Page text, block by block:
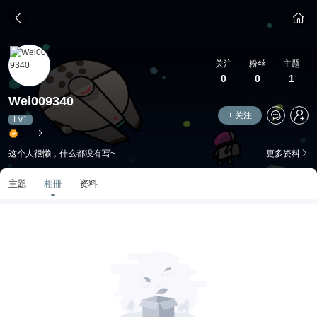
关注
0
粉丝
0
主题
1
Wei009340
Lv1 关注
这个人很懒，什么都没有写~ 更多资料
主題 相冊 资料